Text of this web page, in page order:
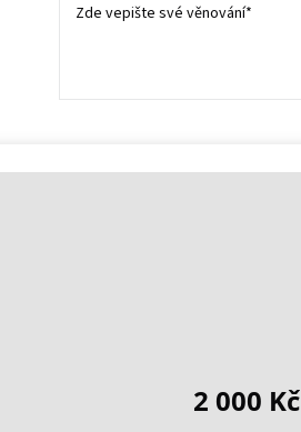
Zde vepište své věnování*
2 000 Kč